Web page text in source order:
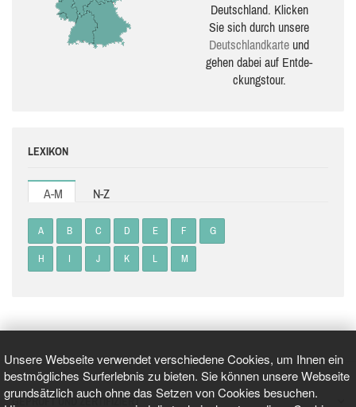
Unsere Webseite verwendet verschiedene Cookies, um Ihnen ein
bestmögliches Surferlebnis zu bieten. Sie können unsere Webseite
grundsätzlich auch ohne das Setzen von Cookies besuchen.
Deutschland. Klicken
Sie sich durch unsere
Deutsch­land­karte und
gehen dabei auf Ent­de­
ckungs­tour.
LEXIKON
A-M N-Z
A B C D E F G
H I J K L M
GEPRÜFT UND ZERTIFIZIERT